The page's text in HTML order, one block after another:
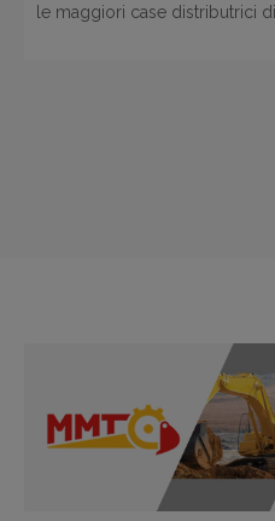
le maggiori case distributrici